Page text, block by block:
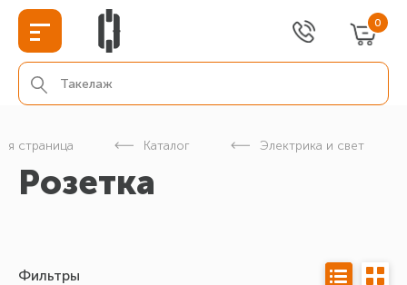
0
страница Каталог Электрика и свет
Розетка
Фильтры